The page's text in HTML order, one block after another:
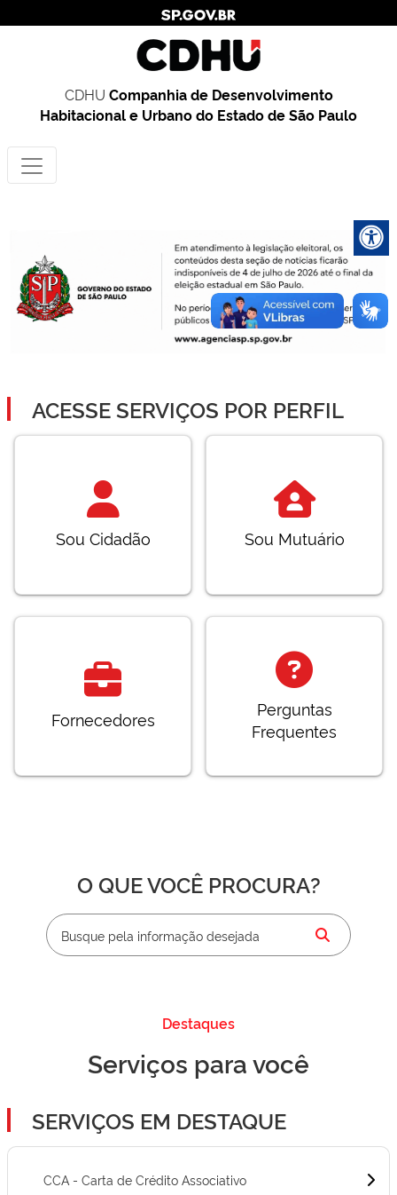
CDHU Companhia de Desenvolvimento
Habitacional e Urbano do Estado de São Paulo
ACESSE SERVIÇOS POR PERFIL
Sou Cidadão Sou Mutuário
Fornecedores
Perguntas
Frequentes
O QUE VOCÊ PROCURA?
Destaques
Serviços para você
SERVIÇOS EM DESTAQUE
CCA - Carta de Crédito Associativo